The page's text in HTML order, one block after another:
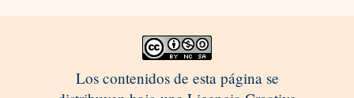
Los contenidos de esta página se